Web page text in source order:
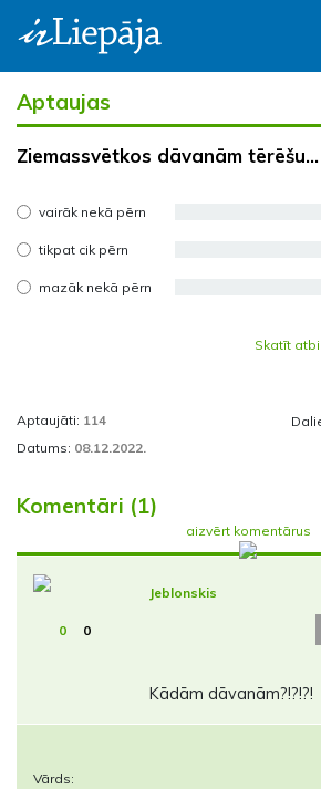
Aptaujas
Ziemassvētkos dāvanām tērēšu...
vairāk nekā pērn
tikpat cik pērn
mazāk nekā pērn
Skatīt
Aptaujāti: 114
Datums: 08.12.2022.
Komentāri (1)
aizvērt komentārus
0 0
Jeblonskis
Kādām dāvanām?!?!?!
Vārds: